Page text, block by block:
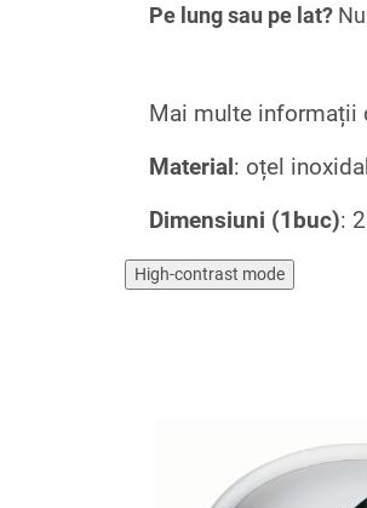
Pe lung sau pe lat?
Mai multe informații
Material : oțel
Dimensiuni (1buc):
High-contrast mode